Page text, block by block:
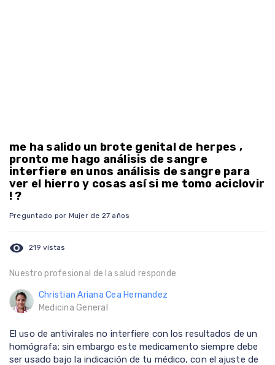
me ha salido un brote genital de herpes ,
pronto me hago análisis de sangre
interfiere en unos análisis de sangre para
ver el hierro y cosas así si me tomo aciclovir
! ?
Preguntado por Mujer de 27 años
visibility 219 vistas
Nuestro profesional de la salud responde
Christian Ariana Cea Hernandez
Medicina General
El uso de antivirales no interfiere con los resultados de un
homógrafa; sin embargo este medicamento siempre debe
ser usado bajo la indicación de tu médico, con el ajuste de